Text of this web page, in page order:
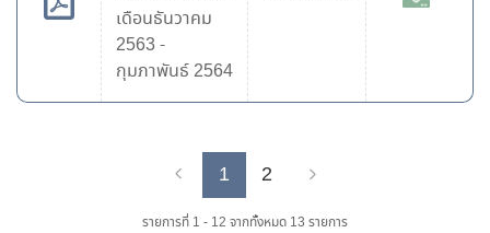
เดือนธันวาคม
2563 -
กุมภาพันธ์ 2564
Previous
1 2
รายการที่ 1 - 12 จากทั้งหมด 13 รายการ